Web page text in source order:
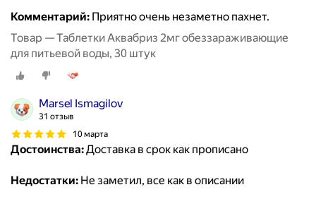
Комментарий: Приятно очень незаметно пахнет.
Товар — Таблетки Аквабриз 2мг обеззараживающие
для питьевой воды, 30 штук
Marsel Ismagilov
31 отзыв
10 марта
Достоинства:Доставка в срок как прописано
Недостатки: Не заметил, все как в описании